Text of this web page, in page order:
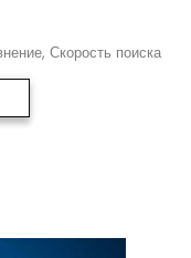
Скорость поиска